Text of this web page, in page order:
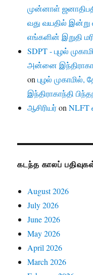
முன்னாள்
வது வயதில் இன்று
எங்களின் இறுதி
SDPT - புழல்
அன்னை
onபுழல்
இந்திராகாந்தி
ஆசிரியர்on
கடந்த காலப்
August 2026
July 2026
June 2026
May 2026
April 2026
March 2026